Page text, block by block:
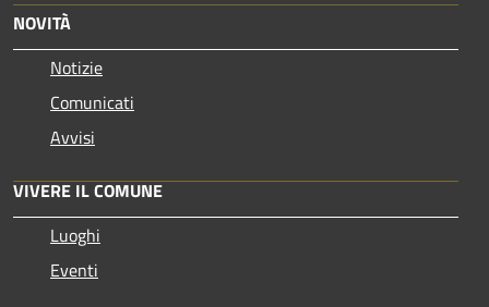
NOVITÀ
Notizie
Comunicati
Avvisi
VIVERE IL COMUNE
Luoghi
Eventi